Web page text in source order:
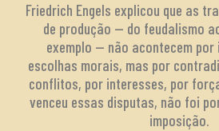
Friedrich Engels explicou que as
de produção — do feudalismo
exemplo — não acontecem
escolhas morais, mas por
conflitos, por interesses, por
venceu essas disputas, não foi
imposição.